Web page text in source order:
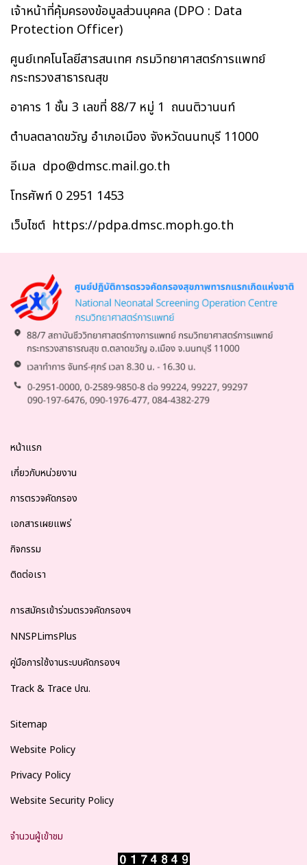
เจ้าหน้าที่คุ้มครองข้อมูลส่วนบุคคล (DPO : Data
Protection Officer)
ศูนย์เทคโนโลยีสารสนเทศ กรมวิทยาศาสตร์การแพทย์
กระทรวงสาธารณสุข
อาคาร 1 ชั้น 3 เลขที่ 88/7 หมู่ 1 ถนนติวานนท์
ตำบลตลาดขวัญ อำเภอเมือง จังหวัดนนทบุรี 11000
อีเมล dpo@dmsc.mail.go.th
โทรศัพท์ 0 2951 1453
เว็บไซต์ https://pdpa.dmsc.moph.go.th
หน้าแรก
เกี่ยวกับหน่วยงาน
การตรวจคัดกรอง
เอกสารเผยแพร่
กิจกรรม
ติดต่อเรา
การสมัครเข้าร่วมตรวจคัดกรองฯ
NNSPLimsPlus
คู่มือการใช้งานระบบคัดกรองฯ
Track & Trace ปณ.
Sitemap
Website Policy
Privacy Policy
Website Security Policy
จำนวนผู้เข้าชม